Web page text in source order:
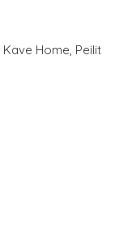
Kave Home, Peilit